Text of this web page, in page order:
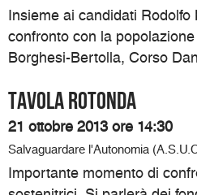
Insieme ai candidati
confronto con la
Borghesi-Bertolla, Corso
Tavola Rotonda
21 ottobre 2013 ore 14:30
Salvaguardare l'Autonomia
Importante momento di